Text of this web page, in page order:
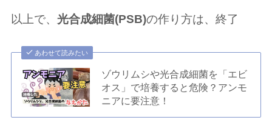
以上で、 光合成細菌(PSB)の作り方は、終了
あわせて読みたい
ゾウリムシや光合成細菌を「エビ
オス」で培養すると危険？アンモ
ニアに要注意！